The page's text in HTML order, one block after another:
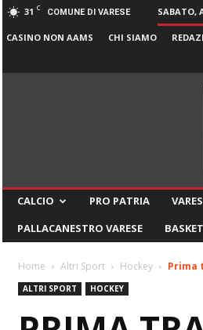
31 C COMUNE DI VARESE SABATO,
CASINO NON AAMS CHI SIAMO
CALCIO PRO PATRIA
PALLACANESTRO VARESE
BASKET
Home Altri Sport Hockey Prima
ALTRI SPORT HOCKEY